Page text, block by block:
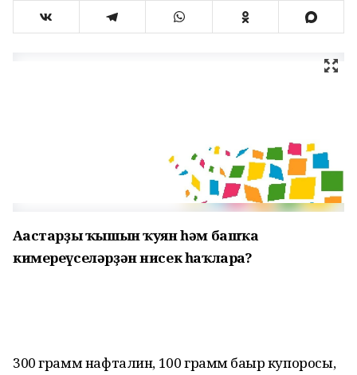
Ағастарҙы ҡышын ҡуян һәм башҡа
кимереүселәрҙән нисек һаҡларға?
300 грамм нафталин, 100 грамм баҡыр купоросы,